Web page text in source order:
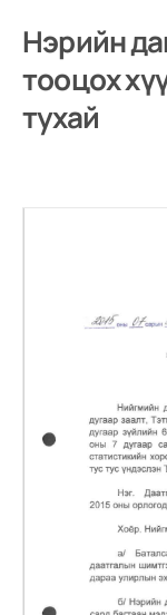
Нэрийн
тооцох
тухай